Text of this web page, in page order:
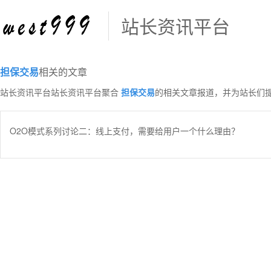
站长资讯平台
担保交易相关的文章
站长资讯平台站长资讯平台聚合 担保交易的相关文章报道，并为站长们
O2O模式系列讨论二：线上支付，需要给用户一个什么理由？